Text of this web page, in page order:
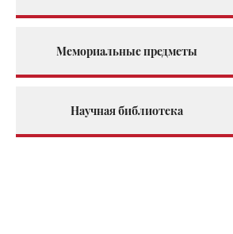
Мемориальные предметы
Научная библиотека